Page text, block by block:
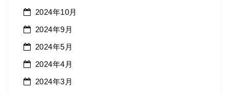
2024年10月
2024年9月
2024年5月
2024年4月
2024年3月